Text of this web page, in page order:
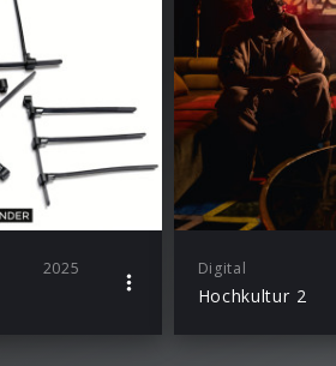
2025 Digital
Hochkultur 2